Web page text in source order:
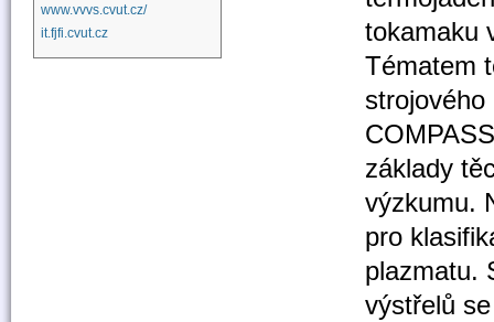
tokamaku
Tématem
základy
výzkumu.
pro
plazmatu.
výstřelů
www.vvvs.cvut.cz/
it.fjfi.cvut.cz